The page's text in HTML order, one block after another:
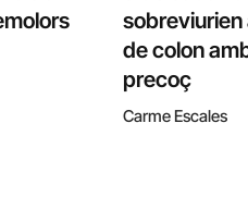
sobreviurien
de colon
precoç
Carme Escales